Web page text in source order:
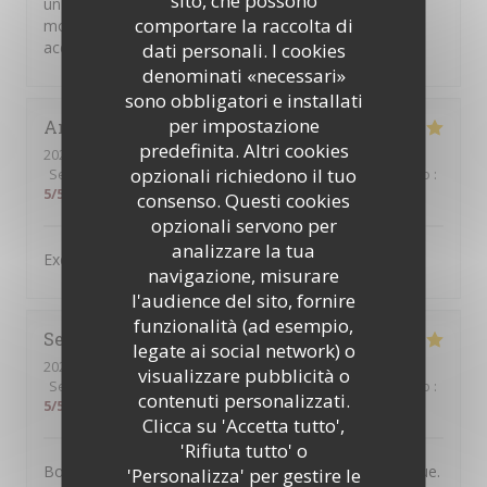
comportare la raccolta di
dati personali. I cookies
denominati «necessari»
sono obbligatori e installati
per impostazione
predefinita. Altri cookies
opzionali richiedono il tuo
consenso. Questi cookies
opzionali servono per
analizzare la tua
navigazione, misurare
l'audience del sito, fornire
funzionalità (ad esempio,
legate ai social network) o
visualizzare pubblicità o
contenuti personalizzati.
Clicca su 'Accetta tutto',
'Rifiuta tutto' o
'Personalizza' per gestire le
moment et nous avons été très chaleureusement
accueillis ! Merci pour tout !
Antonio
2026-07-31
- 19:30 - Ospiti 4
Servizio
/5 Atmosfera: 5/5 Cucina:4/5 Qualità / Prezzo :
5/5
Excellent service and very good food,
Severine B
2026-07-30
- 20:30 - Ospiti 2
Servizio
Atmosfera:5/5 Cucina: 5/5 Qualità / Prezzo :
5/5
Bonne adresse. L'accueil est chaleureux et sympathique.